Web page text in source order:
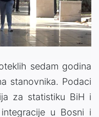
sedam godina
stanovnika. Podaci
za statistiku BiH i
u Bosni i